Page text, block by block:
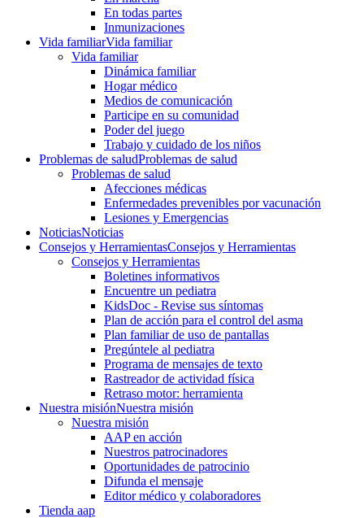
En todas partes
Inmunizaciones
Vida familiarVida familiar
Vida familiar
Dinámica familiar
Hogar médico
Medios de comunicación
Participe en su comunidad
Poder del juego
Trabajo y cuidado de los niños
Problemas de saludProblemas de salud
Problemas de salud
Afecciones médicas
Enfermedades prevenibles por vacunación
Lesiones y Emergencias
NoticiasNoticias
Consejos y HerramientasConsejos y Herramientas
Consejos y Herramientas
Boletines informativos
Encuentre un pediatra
KidsDoc - Revise sus síntomas
Plan de acción para el control del asma
Plan familiar de uso de pantallas
Pregúntele al pediatra
Programa de mensajes de texto
Rastre​​ador de activida​d física
Retraso motor: herramienta
Nuestra misiónNuestra misión
Nuestra misión
AAP en acción
Nuestros patrocinadores
Oportunidades de patrocinio
Difunda el mensaje
Editor médico y colaboradores
Tienda aap